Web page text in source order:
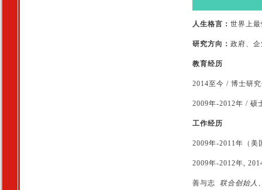
人生格言： 世界上
研究方向： 政府、
教育经历
2014至今 / 博士研
2009年-2012年 / 硕
工作经历
2009年-2011年（
2009年-2012年,
善与志 联合创始人